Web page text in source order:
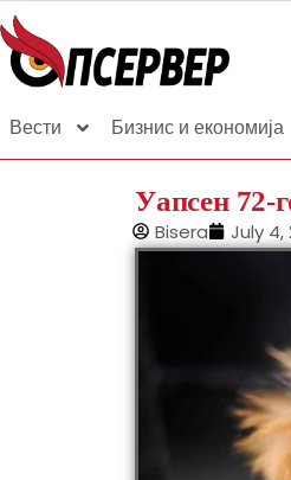
Вести Бизнис и економија
Уапсен 72-
Bisera July 4,